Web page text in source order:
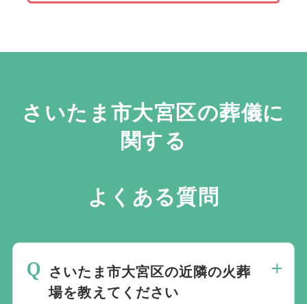
さいたま市大宮区の葬儀に
関する
よくある質問
さいたま市大宮区の近隣の火葬
場を教えてください